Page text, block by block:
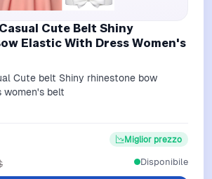
Cute Belt Shiny
Elastic With Dress Women's
Cute belt Shiny rhinestone bow
women's belt
Miglior prezzo
Disponibile